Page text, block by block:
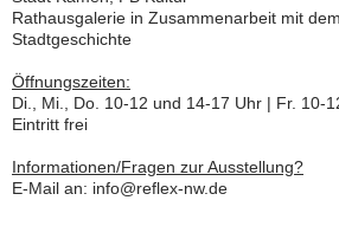
Rathausgalerie in Zusammenarbeit mit
Stadtgeschichte
Öffnungszeiten:
Di., Mi., Do. 10-12 und 14-17 Uhr | Fr. 10-
Eintritt frei
Informationen/Fragen zur Ausstellung?
E-Mail an: info@reflex-nw.de